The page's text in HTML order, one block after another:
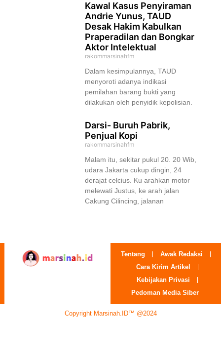
Kawal Kasus Penyiraman
Andrie Yunus, TAUD
Desak Hakim Kabulkan
Praperadilan dan Bongkar
Aktor Intelektual
rakommarsinahfm
Dalam kesimpulannya, TAUD
menyoroti adanya indikasi
pemilahan barang bukti yang
dilakukan oleh penyidik kepolisian.
Darsi- Buruh Pabrik,
Penjual Kopi
rakommarsinahfm
Malam itu, sekitar pukul 20. 20 Wib,
udara Jakarta cukup dingin, 24
derajat celcius. Ku arahkan motor
melewati Justus, ke arah jalan
Cakung Cilincing, jalanan
Tentang
Awak Redaksi
Cara Kirim Artikel
Kebijakan Privasi
Pedoman Media Siber
Copyright Marsinah.ID™ @2024